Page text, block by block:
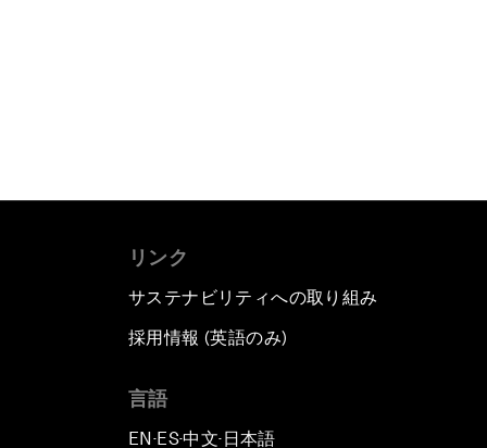
リンク
サステナビリティへの取り組み
採用情報 (英語のみ)
言語
EN ▪ ES▪中文▪ 日本語